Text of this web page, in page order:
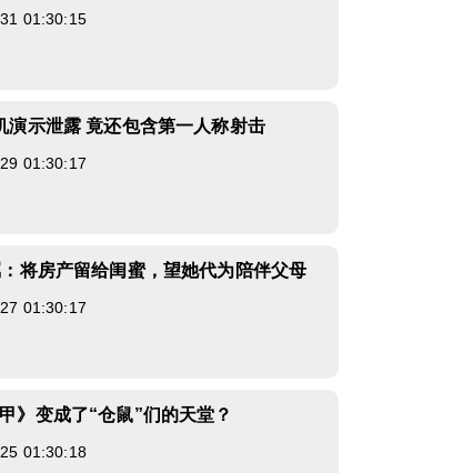
01:30:15
演示泄露 竟还包含第一人称射击
01:30:17
将房产留给闺蜜，望她代为陪伴父母
01:30:17
》变成了“仓鼠”们的天堂？
01:30:18